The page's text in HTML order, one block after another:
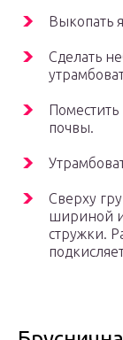
Выкопать
Сделать
почвы.
Сверху
шириной
стружки.